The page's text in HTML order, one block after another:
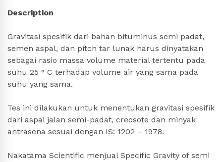
Description
Gravitasi spesifik dari bahan bituminus semi padat,
semen aspal, dan pitch tar lunak harus dinyatakan
sebagai rasio massa volume material tertentu pada
suhu 25 ° C terhadap volume air yang sama pada
suhu yang sama.
Tes ini dilakukan untuk menentukan gravitasi spesifik
dari aspal jalan semi-padat, creosote dan minyak
antrasena sesuai dengan IS: 1202 – 1978.
Nakatama Scientific menjual Specific Gravity of semi